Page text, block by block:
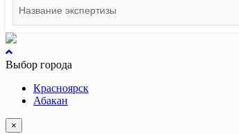
for:
вернуться
к
Выбор города
Красноярск
Абакан
×